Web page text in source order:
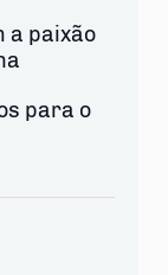
a paixão
para o